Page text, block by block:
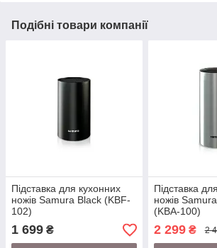
Подібні товари компанії
Підставка для кухонних
ножів Samura Black (KBF-
102)
1 699 ₴
Підставка
ножів
(KBA-100)
2 299₴ 2